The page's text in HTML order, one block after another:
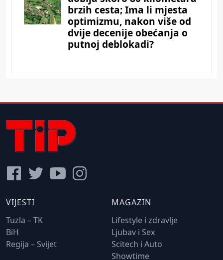
VIJESTI
Tuzla – TK
BiH
Regija – Svijet
MAGAZIN
Lifestyle i zdravlje
Ljubav i Sex
Scitech i Auto
Showtime